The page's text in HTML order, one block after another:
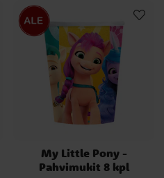
My Little Pony -
Pahvimukit 8 kpl